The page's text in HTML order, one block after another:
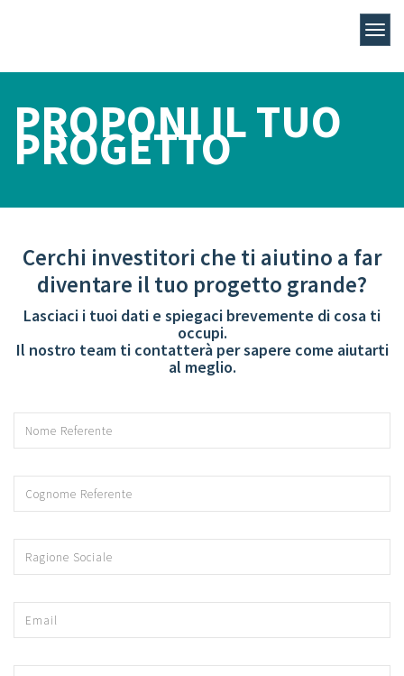
PROPONI IL TUO
PROGETTO
Cerchi investitori che ti aiutino a far
diventare il tuo progetto grande?
Lasciaci i tuoi dati e spiegaci brevemente di cosa ti
occupi.
Il nostro team ti contatterà per sapere come aiutarti
al meglio.